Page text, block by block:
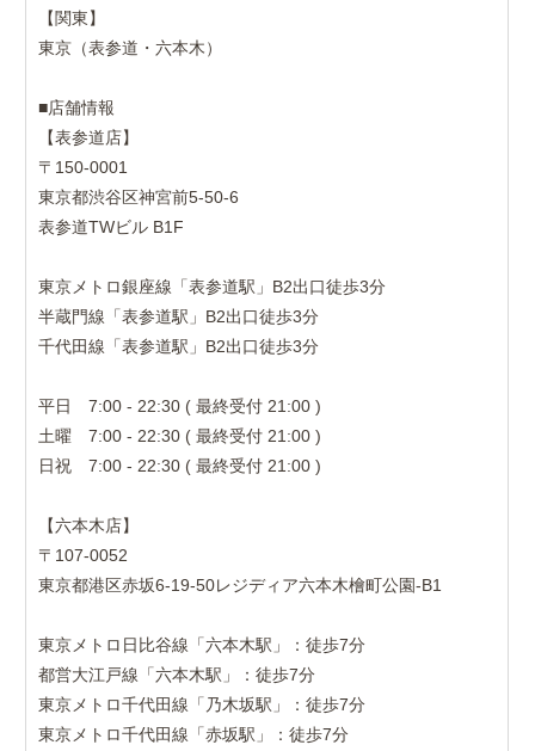
【関東】
東京（表参道・六本木）
■店舗情報
【表参道店】
〒150-0001
東京都渋谷区神宮前5-50-6
表参道TWビル B1F
東京メトロ銀座線「表参道駅」B2出口徒歩3分
半蔵門線「表参道駅」B2出口徒歩3分
千代田線「表参道駅」B2出口徒歩3分
平日 7:00 - 22:30 ( 最終受付 21:00 )
土曜 7:00 - 22:30 ( 最終受付 21:00 )
日祝 7:00 - 22:30 ( 最終受付 21:00 )
【六本木店】
〒107-0052
東京都港区赤坂6-19-50レジディア六本木檜町公園-B1
東京メトロ日比谷線「六本木駅」：徒歩7分
都営大江戸線「六本木駅」：徒歩7分
東京メトロ千代田線「乃木坂駅」：徒歩7分
東京メトロ千代田線「赤坂駅」：徒歩7分